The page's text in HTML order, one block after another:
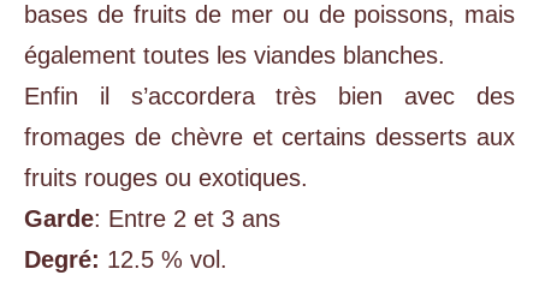
bases de fruits de mer ou de poissons, mais
également toutes les viandes blanches.
Enfin il s’accordera très bien avec des
fromages de chèvre et certains desserts aux
fruits rouges ou exotiques.
Garde: Entre 2 et 3 ans
Degré: 12.5 % vol.